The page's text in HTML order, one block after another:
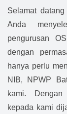
Selamat
Anda
pengurusan
dengan
hanya perlu
NIB, NPWP
kami. Dengan
kepada kami